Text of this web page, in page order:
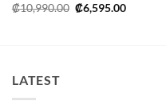
₡10,990.00 El
precio
₡6,595.00El
LATEST